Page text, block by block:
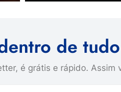
de
é grátis e rápido.